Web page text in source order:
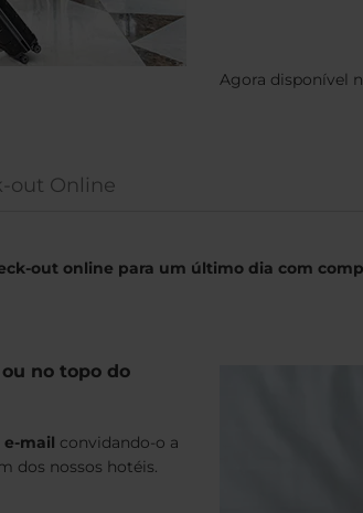
Agora disponível
out Online
out online para um último dia com
no topo do
e-mail convidando-o a
dos nossos hotéis.